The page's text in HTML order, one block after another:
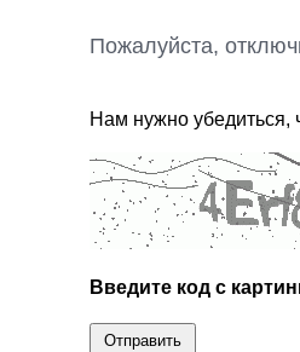
Пожалуйста,
Нам нужно убедиться,
Введите код с
Отправить